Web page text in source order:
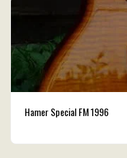
Hamer Special FM 1996